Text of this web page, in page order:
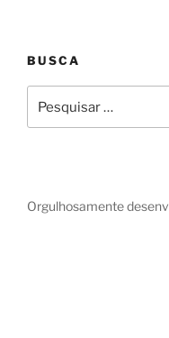
BUSCA
por:
Orgulhosamente